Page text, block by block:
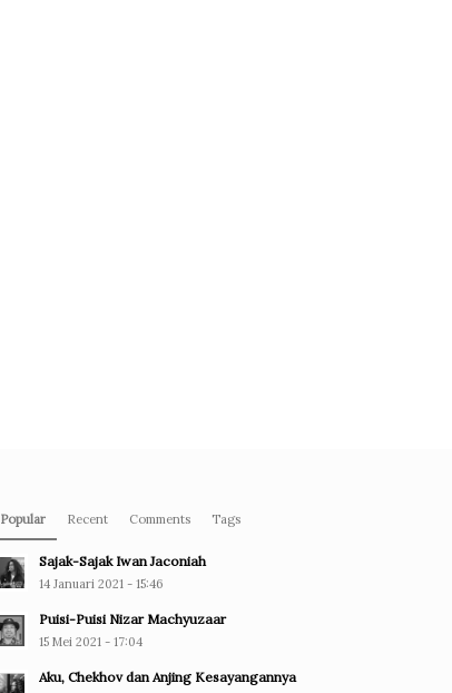
Popular Recent Comments Tags
Sajak-Sajak Iwan Jaconiah
14 Januari 2021 - 15:46
Puisi-Puisi Nizar Machyuzaar
15 Mei 2021 - 17:04
Aku, Chekhov dan Anjing Kesayangannya